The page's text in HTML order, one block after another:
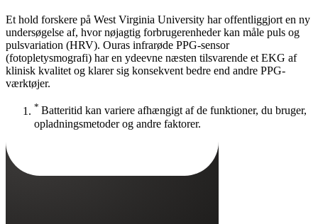
Et hold forskere på West Virginia University har offentliggjort en ny
undersøgelse af, hvor nøjagtig forbrugerenheder kan måle puls og
pulsvariation (HRV). Ouras infrarøde PPG-sensor
(fotopletysmografi) har en ydeevne næsten tilsvarende et EKG af
klinisk kvalitet og klarer sig konsekvent bedre end andre PPG-
værktøjer.
* Batteritid kan variere afhængigt af de funktioner, du bruger,
opladningsmetoder og andre faktorer.